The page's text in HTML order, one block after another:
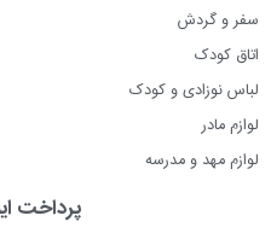
سفر و گردش
اتاق کودک
لباس نوزادی و کودک
لوازم مادر
لوازم مهد و مدرسه
پرداخت